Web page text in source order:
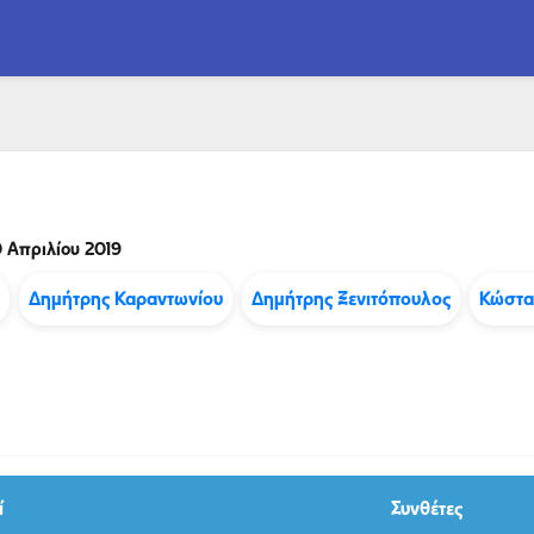
2019
Δημήτρης Καραντωνίου Δημήτρης Ξενιτόπουλος
Συνθέτες